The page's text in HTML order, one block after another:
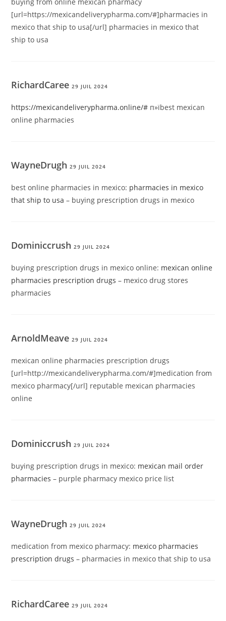
buying from online mexican pharmacy
[url=https://mexicandeliverypharma.com/#]pharmacies in
mexico that ship to usa[/url] pharmacies in mexico that
ship to usa
RichardCaree29 JUIL 2024
https://mexicandeliverypharma.online/# п»їbest mexican
online pharmacies
WayneDrugh29 JUIL 2024
best online pharmacies in mexico: pharmacies in mexico
that ship to usa – buying prescription drugs in mexico
Dominiccrush29 JUIL 2024
buying prescription drugs in mexico online: mexican online
pharmacies prescription drugs – mexico drug stores
pharmacies
ArnoldMeave29 JUIL 2024
mexican online pharmacies prescription drugs
[url=http://mexicandeliverypharma.com/#]medication from
mexico pharmacy[/url] reputable mexican pharmacies
online
Dominiccrush29 JUIL 2024
buying prescription drugs in mexico: mexican mail order
pharmacies – purple pharmacy mexico price list
WayneDrugh29 JUIL 2024
medication from mexico pharmacy: mexico pharmacies
prescription drugs – pharmacies in mexico that ship to usa
RichardCaree29 JUIL 2024